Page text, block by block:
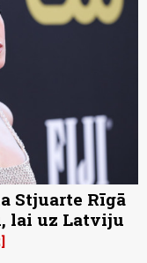
Stjuarte Rīgā
lai uz Latviju